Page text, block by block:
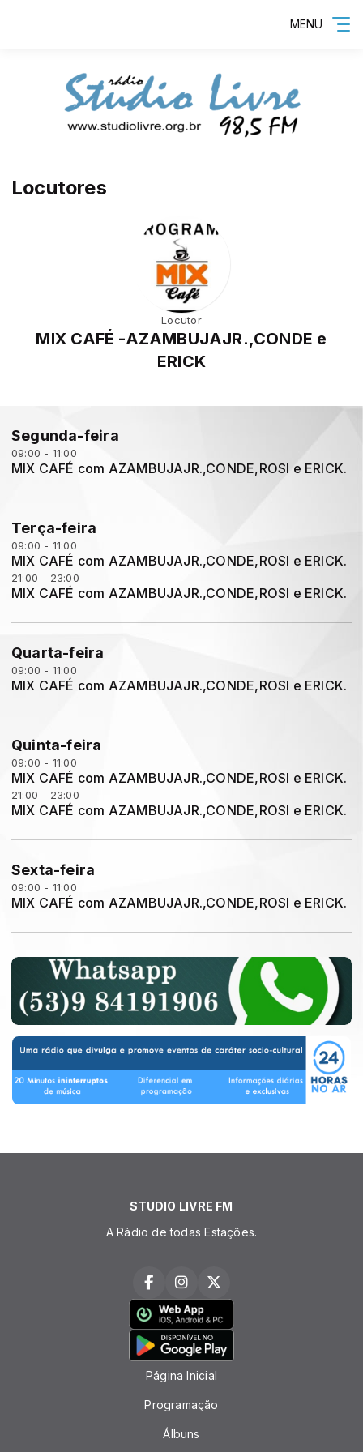
MENU
Locutores
Locutor
MIX CAFÉ -AZAMBUJAJR.,CONDE e
ERICK
Segunda-feira
09:00 - 11:00
MIX CAFÉ com AZAMBUJAJR.,CONDE,ROSI e ERICK.
Terça-feira
09:00 - 11:00
MIX CAFÉ com AZAMBUJAJR.,CONDE,ROSI e ERICK.
21:00 - 23:00
MIX CAFÉ com AZAMBUJAJR.,CONDE,ROSI e ERICK.
Quarta-feira
09:00 - 11:00
MIX CAFÉ com AZAMBUJAJR.,CONDE,ROSI e ERICK.
Quinta-feira
09:00 - 11:00
MIX CAFÉ com AZAMBUJAJR.,CONDE,ROSI e ERICK.
21:00 - 23:00
MIX CAFÉ com AZAMBUJAJR.,CONDE,ROSI e ERICK.
Sexta-feira
09:00 - 11:00
MIX CAFÉ com AZAMBUJAJR.,CONDE,ROSI e ERICK.
STUDIO LIVRE FM
A Rádio de todas Estações.
Página Inicial
Programação
Álbuns